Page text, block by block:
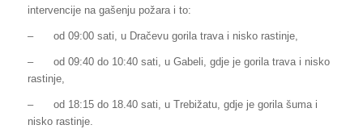
intervencije na gašenju požara i to:
– od 09:00 sati, u Dračevu gorila trava i nisko rastinje,
–
od 09:40 do 10:40 sati, u Gabeli, gdje je gorila trava i nisko
rastinje,
–
od 18:15 do 18.40 sati, u Trebižatu, gdje je gorila šuma i
nisko rastinje.